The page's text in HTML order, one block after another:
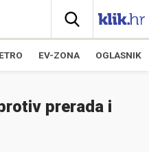
EV-ZONA OGLASNIK
prerada i